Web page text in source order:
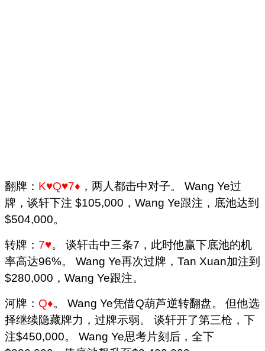
翻牌： K♥Q♥7♦ ，两人都击中对子。 Wang Ye过
牌，谈轩下注 $105,000，Wang Ye跟注，底池达到
$504,000。
转牌： 7♥。 谈轩击中三条7，此时他赢下底池的机
率高达96%。 Wang Ye再次过牌，Tan Xuan加注到
$280,000，Wang Ye跟注。
河牌： Q♦。 Wang Ye凭借Q葫芦逆转翻盘。 但他选
择继续隐藏牌力，过牌示弱。 谈轩开了第三枪，下
注$450,000。 Wang Ye思考片刻后，全下